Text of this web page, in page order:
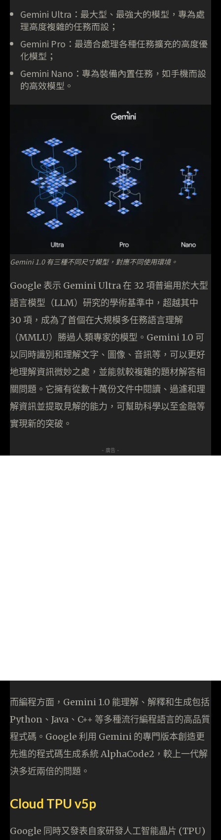
Gemini Ultra：最大型、最強大的模型，專為處
理高度複雜的任務而設；
Gemini Pro：最適合處理各種任務擴充的高度優
化模型；
Gemini Nano：專為裝備內置任務，如手機而設
的高效模型。
Gemini 1.0 有三種不同尺寸模型，對應不同使用環境。
Google 表示 Gemini Ultra 在 32 項普遍用於大型
語言模型（LLM）研究的學術基準中，超越其中
30 項，成為了首個在大規模多任務語言理解
（MMLU）勝過人類專家的模型。Gemini 1.0 可
以同時識別和理解文字、圖像、音訊等，可以更好
地理解資訊微妙之處，並能就較複雜的題材解答相
關問題。它擁有從數十萬份文件中閱讀、過濾和理
解資訊並提取見解的能力，可幫助科學以至金融等
實現新的突破。
- 廣告 -
而編程方面，Gemini 1.0 能理解、解釋和生成包括
Python、Java、C++ 等多種流行編程語言的高品質
程式碼。Google 利用 Gemini 的專門版本創造更
先進的程式碼生成系統 AlphaCode2，較上一代解
決多近兩倍的問題。
Cloud TPU v5p
Google 同時又發表自家研發人工智能晶片 (TPU)